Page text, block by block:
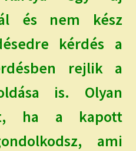
és nem kész
kérdés a
rejlik a
is. Olyan
ha a kapott
ami